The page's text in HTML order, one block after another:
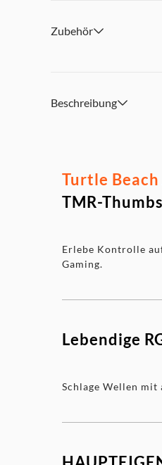
Zubehör
Beschreibung
Turtle
TMR-
Erlebe Kontrolle
Gaming.
Lebendige
Schlage Wellen